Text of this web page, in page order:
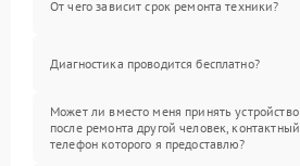
От чего зависит срок ремонта техники?
Диагностика проводится бесплатно?
Может ли вместо меня принять устройство
после ремонта другой человек, контактный
телефон которого я предоставлю?